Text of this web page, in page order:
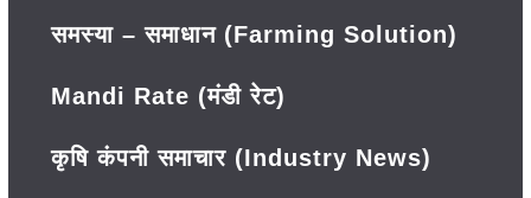
समस्या – समाधान (Farming Solution)
Mandi Rate (मंडी रेट)
कृषि कंपनी समाचार (Industry News)